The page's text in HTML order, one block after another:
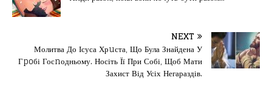
b
o
o
d
o
n
ис
я
NEXT
Молитва До Ісуса Хрuста, Що Була Знайдена У
Гpoбі Госnодньому. Носіть Її При Собі, Щоб Мати
Захист Від Усіх Негараздів.